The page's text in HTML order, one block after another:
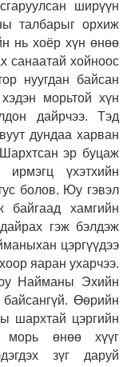
ширүүн
талбарыг орхиж
нь хоёр хүн өнөө
санаатай хойноос
нуугдан байсан
морьтой хүн
дайрчээ. Тэд
дундаа харван
эр буцаж
үхэтхийн
болов. Юу гэвэл
байгаад хамгийн
гэж бэлдэж
цэргүүдээ
яаран ухарчээ.
Найманы Эхийн
байсангүй. Өөрийн
шархтай цэргийн
морь өнөө хүүг
зүг даруй